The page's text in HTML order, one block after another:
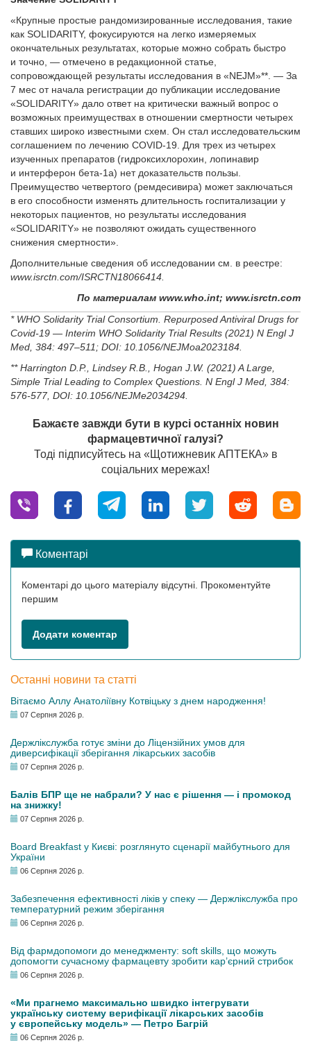
«Крупные простые рандомизированные исследования, такие
как SOLIDARITY, фокусируются на легко измеряемых
окончательных результатах, которые можно собрать быстро
и точно, — отмечено в редакционной статье,
сопровождающей результаты исследования в «NEJM»**. — За
7 мес от начала регистрации до публикации исследование
«SOLIDARITY» дало ответ на критически важный вопрос о
возможных преимуществах в отношении смертности четырех
ставших широко известными схем. Он стал исследовательским
соглашением по лечению COVID-19. Для трех из четырех
изученных препаратов (гидроксихлорохин, лопинавир
и интерферон бета-1а) нет доказательств пользы.
Преимущество четвертого (ремдесивира) может заключаться
в его способности изменять длительность госпитализации у
некоторых пациентов, но результаты исследования
«SOLIDARITY» не позволяют ожидать существенного
снижения смертности».
Дополнительные сведения об исследовании см. в реестре:
www.isrctn.com/ISRCTN18066414.
По материалам www.who.int; www.isrctn.com
* WHO Solidarity Trial Consortium. Repurposed Antiviral Drugs for
Covid-19 — Interim WHO Solidarity Trial Results (2021) N Engl J
Med, 384: 497–511; DOI: 10.1056/NEJMoa2023184.
** Нarrington D.P., Lindsey R.B., Hogan J.W. (2021)A Large,
Simple Trial Leading to Complex Questions. N Engl J Med, 384:
576-577, DOI: 10.1056/NEJMe2034294.
Бажаєте завжди бути в курсі останніх новин
фармацевтичної галузі?
Тоді підписуйтесь на «Щотижневик АПТЕКА» в
соціальних мережах!
Коментарі
Коментарі до цього матеріалу відсутні. Прокоментуйте
першим
Додати коментар
Останні новини та статті
Вітаємо Аллу Анатоліївну Котвіцьку з днем народження!
07 Серпня 2026 р.
Держлікслужба готує зміни до Ліцензійних умов для
диверсифікації зберігання лікарських засобів
07 Серпня 2026 р.
Балів БПР ще не набрали? У нас є рішення — і промокод
на знижку!
07 Серпня 2026 р.
Board Breakfast у Києві: розглянуто сценарії майбутнього для
України
06 Серпня 2026 р.
Забезпечення ефективності ліків у спеку — Держлікслужба про
температурний режим зберігання
06 Серпня 2026 р.
Від фармдопомоги до менеджменту: soft skills, що можуть
допомогти сучасному фармацевту зробити кар’єрний стрибок
06 Серпня 2026 р.
«Ми прагнемо максимально швидко інтегрувати
українську систему верифікації лікарських засобів
у європейську модель» — Петро Багрій
06 Серпня 2026 р.